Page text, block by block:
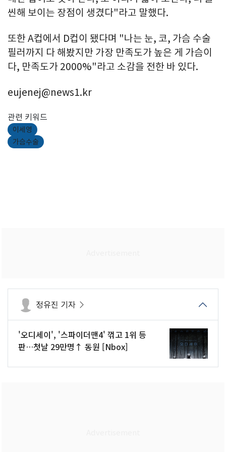
씬해 보이는 장점이 생겼다"라고 말했다.
또한 A컵에서 D컵이 됐다며 "나는 눈, 코, 가슴 수술
필러까지 다 해봤지만 가장 만족도가 높은 게 가슴이
다, 만족도가 2000%"라고 소감을 전한 바 있다.
eujenej@news1.kr
관련 키워드
이세영
가슴수술
정유진 기자
'오디세이', '스파이더맨4' 꺾고 1위 등
판…첫날 29만명↑ 동원 [Nbox]